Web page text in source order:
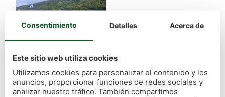
Consentimiento Detalles Acerca de
Este sitio web utiliza cookies
Utilizamos cookies para personalizar el contenido y los
anuncios, proporcionar funciones de redes sociales y
analizar nuestro tráfico. También compartimos